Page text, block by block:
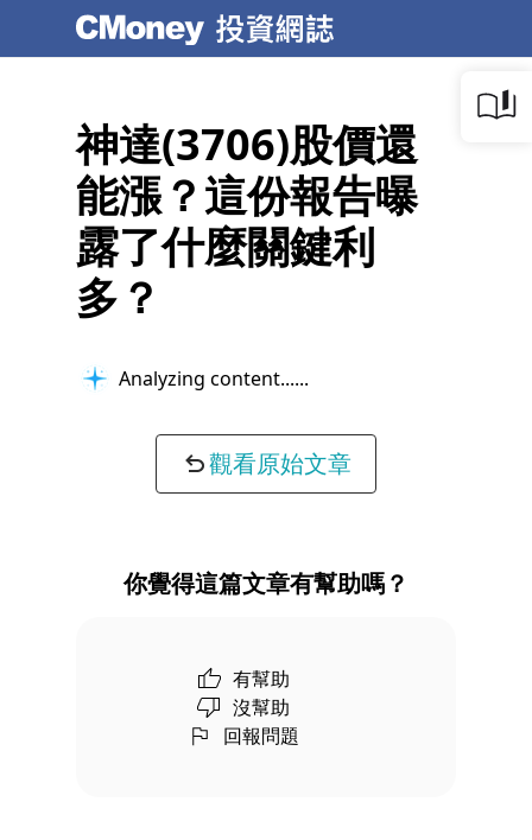
神達(3706)股價還
能漲？這份報告曝
露了什麼關鍵利
多？
Analyzing content...
觀看原始文章
你覺得這篇文章有幫助嗎？
有幫助
沒幫助
回報問題